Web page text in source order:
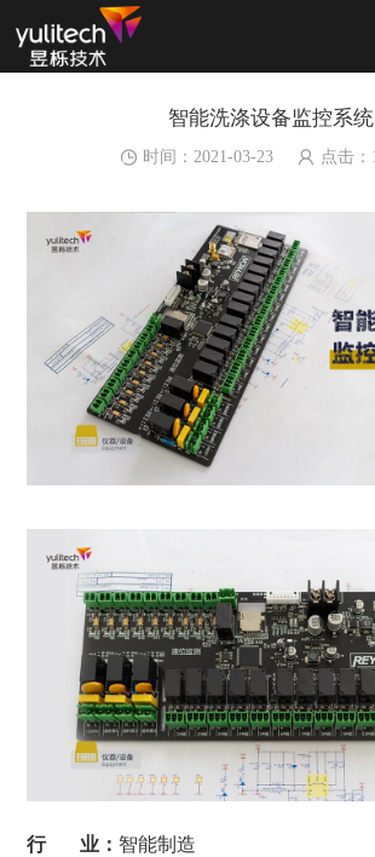
智能洗涤设备监控系统
时间：2021-03-23 点击：
行 业： 智能制造